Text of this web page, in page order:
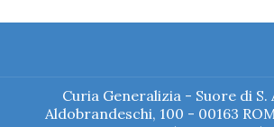
Curia Generalizia - Suore di S.
Aldobrandeschi, 100 - 00163